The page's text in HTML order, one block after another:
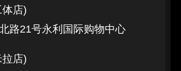
店)
路21号永利国际购物中心
店)